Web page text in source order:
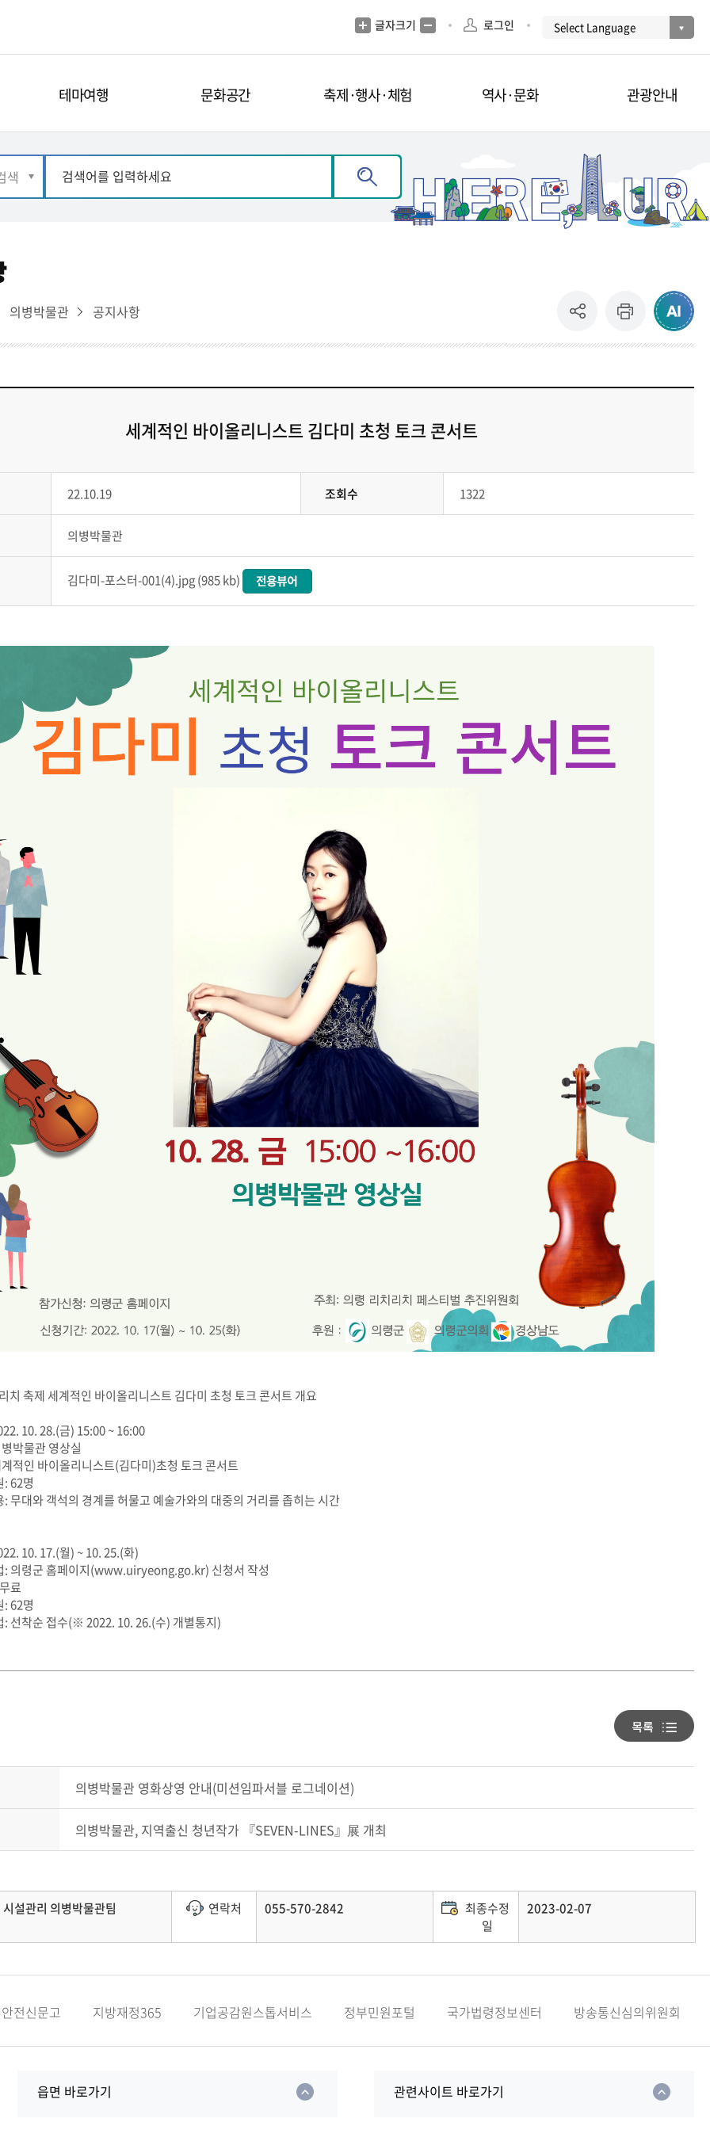
글자크기 로그인
테마여행 문화공간 축제·행사·체험 역사·문화 관광안내
의병박물관 공지사항
세계적인 바이올리니스트 김다미 초청 토크 콘서트
22.10.19 조회수 1322
의병박물관
김다미-포스터-001(4).jpg (985 kb)
치 축제 세계적인 바이올리니스트 김다미 초청 토크 콘서트 개요
10. 28.(금) 15:00 ~ 16:00
박물관 영상실
적인 바이올리니스트(김다미)초청 토크 콘서트
: 62명
: 무대와 객석의 경계를 허물고 예술가와의 대중의 거리를 좁히는 시간
10. 17.(월) ~ 10. 25.(화)
: 의령군 홈페이지(www.uiryeong.go.kr) 신청서 작성
료
: 62명
: 선착순 접수(※ 2022. 10. 26.(수) 개별통지)
의병박물관 영화상영 안내(미션임파서블 로그네이션)
의병박물관, 지역출신 청년작가 『SEVEN-LINES』展 개최
시설관리 의병박물관팀 연락처 055-570-2842
최종수정
일
2023-02-07
안전신문고 지방재정365 기업공감원스톱서비스 정부민원포털 국가법령정보센터 방송통신심의위원회
읍면 바로가기 관련사이트 바로가기